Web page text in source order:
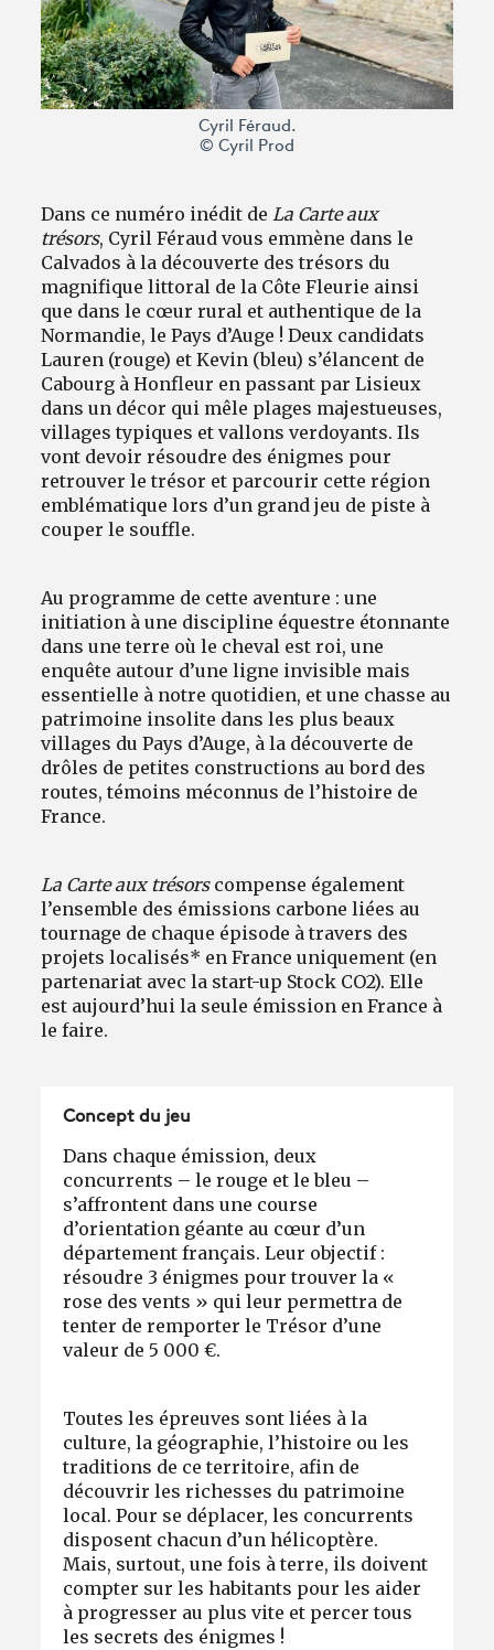
Cyril Féraud.
© Cyril Prod
Dans ce numéro inédit deLa Carte aux
trésors, Cyril Féraud vous emmène dans le
Calvados à la découverte des trésors du
magnifique littoral de la Côte Fleurie ainsi
que dans le cœur rural et authentique de la
Normandie, le Pays d’Auge ! Deux candidats
Lauren (rouge) et Kevin (bleu) s’élancent de
Cabourg à Honfleur en passant par Lisieux
dans un décor qui mêle plages majestueuses,
villages typiques et vallons verdoyants. Ils
vont devoir résoudre des énigmes pour
retrouver le trésor et parcourir cette région
emblématique lors d’un grand jeu de piste à
couper le souffle.
Au programme de cette aventure : une
initiation à une discipline équestre étonnante
dans une terre où le cheval est roi, une
enquête autour d’une ligne invisible mais
essentielle à notre quotidien, et une chasse au
patrimoine insolite dans les plus beaux
villages du Pays d’Auge, à la découverte de
drôles de petites constructions au bord des
routes, témoins méconnus de l’histoire de
France.
La Carte aux trésorscompense également
l’ensemble des émissions carbone liées au
tournage de chaque épisode à travers des
projets localisés* en France uniquement (en
partenariat avec la start-up Stock CO2). Elle
est aujourd’hui la seule émission en France à
le faire.
Concept du jeu
Dans chaque émission, deux
concurrents – le rouge et le bleu –
s’affrontent dans une course
d’orientation géante au cœur d’un
département français. Leur objectif :
résoudre 3 énigmes pour trouver la «
rose des vents » qui leur permettra de
tenter de remporter le Trésor d’une
valeur de 5 000 €.
Toutes les épreuves sont liées à la
culture, la géographie, l’histoire ou les
traditions de ce territoire, afin de
découvrir les richesses du patrimoine
local. Pour se déplacer, les concurrents
disposent chacun d’un hélicoptère.
Mais, surtout, une fois à terre, ils doivent
compter sur les habitants pour les aider
à progresser au plus vite et percer tous
les secrets des énigmes !